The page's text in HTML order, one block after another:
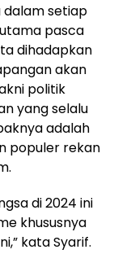
dalam setiap
pasca
dihadapkan
akan
politik
yang selalu
adalah
populer rekan
di 2024 ini
khususnya
kata Syarif.